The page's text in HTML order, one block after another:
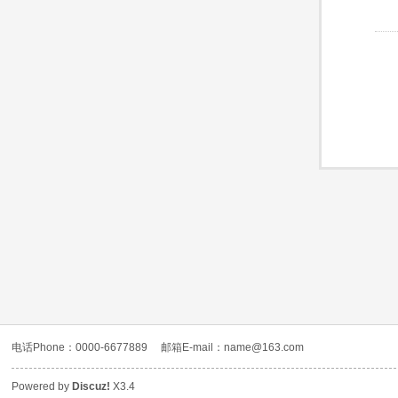
电话Phone：0000-6677889 邮箱E-mail：name@163.com
Powered by Discuz! X3.4